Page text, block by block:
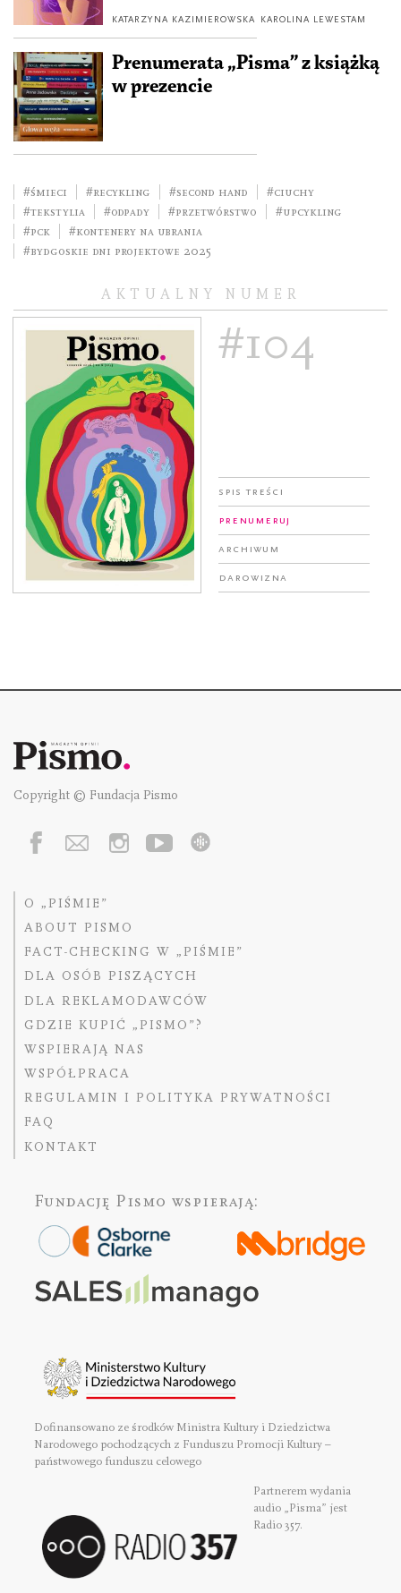
KATARZYNA KAZIMIEROWSKA KAROLINA LEWESTAM
Prenumerata „Pisma” z książką
w prezencie
#śmieci #recykling #second hand
#ciuchy
#tekstylia
#odpady #przetwórstwo
#upcykling
#PCK
#kontenery na ubrania
#Bydgoskie Dni Projektowe 2025
AKTUALNY NUMER
#104
Spis treści
Prenumeruj
Archiwum
Darowizna
Copyright © Fundacja Pismo
O „PIŚMIE”
ABOUT PISMO
FACT-CHECKING W „PIŚMIE”
DLA OSÓB PISZĄCYCH
DLA REKLAMODAWCÓW
GDZIE KUPIĆ „PISMO”?
WSPIERAJĄ NAS
WSPÓŁPRACA
REGULAMIN I POLITYKA PRYWATNOŚCI
FAQ
KONTAKT
Fundację Pismo wspierają:
Dofinansowano ze środków Ministra Kultury i Dziedzictwa
Narodowego pochodzących z Funduszu Promocji Kultury –
państwowego funduszu celowego
Partnerem wydania
audio „Pisma” jest
Radio 357.